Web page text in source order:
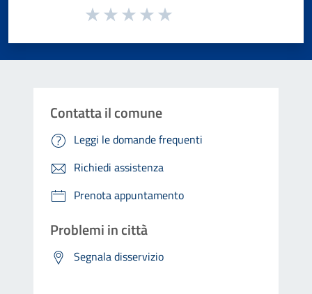
Valuta da 1 a 5 stelle la pagina
Contatta il comune
Leggi le domande frequenti
Richiedi assistenza
Prenota appuntamento
Problemi in città
Segnala disservizio